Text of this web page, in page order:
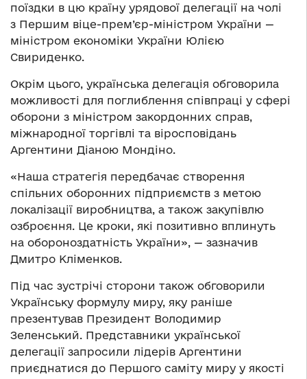
поїздки в цю країну урядової делегації на чолі
з Першим віце-прем’єр-міністром України —
міністром економіки України Юлією
Свириденко.
Окрім цього, українська делегація обговорила
можливості для поглиблення співпраці у сфері
оборони з міністром закордонних справ,
міжнародної торгівлі та віросповідань
Аргентини Діаною Мондіно.
«Наша стратегія передбачає створення
спільних оборонних підприємств з метою
локалізації виробництва, а також закупівлю
озброєння. Це кроки, які позитивно вплинуть
на обороноздатність України», — зазначив
Дмитро Кліменков.
Під час зустрічі сторони також обговорили
Українську формулу миру, яку раніше
презентував Президент Володимир
Зеленський. Представники української
делегації запросили лідерів Аргентини
приєднатися до Першого саміту миру у якості